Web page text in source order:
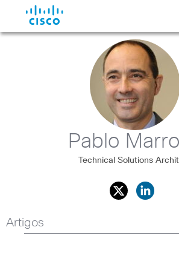
Pablo
Technical Solutions
Artigos